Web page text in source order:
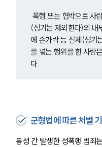
(성기는 제외한다)의 내
에 손가락 등 신체(성기
를 넣는 행위를 한 사람
다.
군형법에 따른 처벌
동성 간 발생한 성폭행 범죄